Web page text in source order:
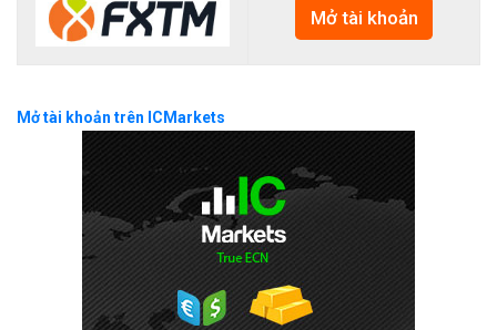
Mở tài khoản
Mở tài khoản trên ICMarkets